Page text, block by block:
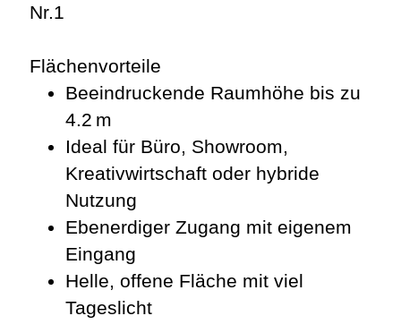
Nr.1
Flächenvorteile
Beeindruckende Raumhöhe bis zu
4.2 m
Ideal für Büro, Showroom,
Kreativwirtschaft oder hybride
Nutzung
Ebenerdiger Zugang mit eigenem
Eingang
Helle, offene Fläche mit viel
Tageslicht